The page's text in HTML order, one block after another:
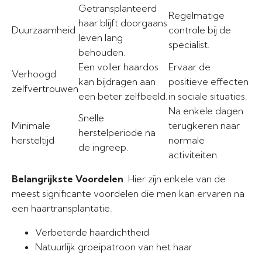
Duurzaamheid
Getransplanteerd
haar blijft doorgaans
leven lang
behouden.
Regelmatige
controle bij de
specialist.
Verhoogd
zelfvertrouwen
Een voller haardos
kan bijdragen aan
een beter zelfbeeld.
Ervaar de
positieve effecten
in sociale situaties.
Minimale
hersteltijd
Snelle
herstelperiode na
de ingreep.
Na enkele dagen
terugkeren naar
normale
activiteiten.
Belangrijkste Voordelen: Hier zijn enkele van de
meest significante voordelen die men kan ervaren na
een haartransplantatie.
Verbeterde haardichtheid
Natuurlijk groeipatroon van het haar